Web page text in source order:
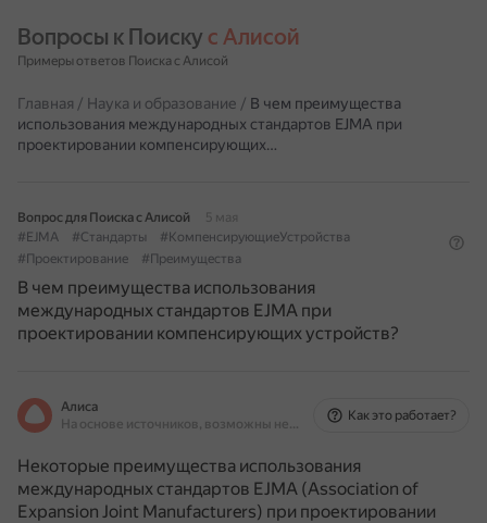
Вопросы к Поиску с Алисой
Примеры ответов Поиска с Алисой
Главная / Наука и образование / В чем преимущества
использования международных стандартов EJMA при
проектировании компенсирующих…
Вопрос для Поиска с Алисой
5 мая
#EJMA
#Стандарты
#КомпенсирующиеУстройства
#Проектирование
#Преимущества
В чем преимущества использования
международных стандартов EJMA при
проектировании компенсирующих устройств?
Алиса
На основе источников, возможны неточности
Как это работает?
Некоторые преимущества использования
международных стандартов EJMA (Association of
Expansion Joint Manufacturers) при проектировании